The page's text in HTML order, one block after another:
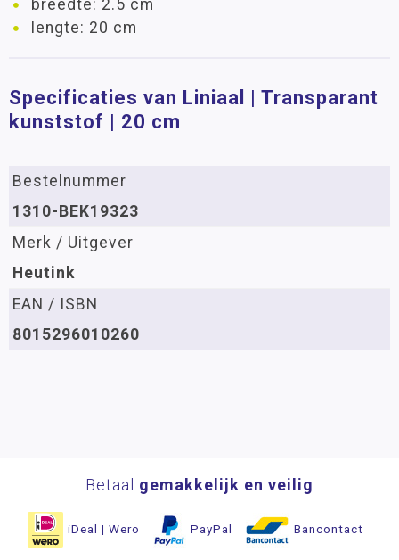
breedte: 2.5 cm
lengte: 20 cm
Specificaties van Liniaal | Transparant
kunststof | 20 cm
Bestelnummer
1310-BEK19323
Merk / Uitgever
Heutink
EAN / ISBN
8015296010260
Betaal gemakkelijk en veilig
iDeal | Wero PayPal Bancontact